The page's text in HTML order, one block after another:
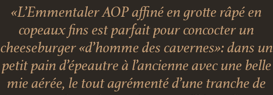
«L’Emmentaler AOP affiné en grotte râpé en
copeaux fins est parfait pour concocter un
cheeseburger «d’homme des cavernes»: dans un
petit pain d’épeautre à l’ancienne avec une belle
mie aérée, le tout agrémenté d’une tranche de